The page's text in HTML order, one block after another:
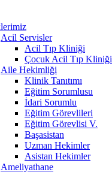
Acil Servisler
Acil Tıp Kliniği
Çocuk Acil Tıp Kliniği
Aile Hekimliği
Klinik Tanıtımı
Eğitim Sorumlusu
İdari Sorumlu
Eğitim Görevlileri
Eğitim Görevlisi V.
Başasistan
Uzman Hekimler
Asistan Hekimler
Ameliyathane